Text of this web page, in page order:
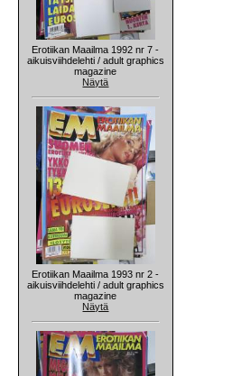
Erotiikan Maailma 1992 nr 7 -
aikuisviihdelehti / adult graphics
magazine
Näytä
Erotiikan Maailma 1993 nr 2 -
aikuisviihdelehti / adult graphics
magazine
Näytä